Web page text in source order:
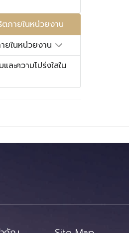
ตภายในหน่วยงาน
ยในหน่วยงาน
ะความโปร่งใสใน